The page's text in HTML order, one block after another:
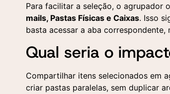
Para facilitar a seleção, o agrupador
mails, Pastas Físicas e Caixas. Isso
basta acessar a aba
Qual seria o
Compartilhar itens selecionados em
criar pastas paralelas, sem duplicar